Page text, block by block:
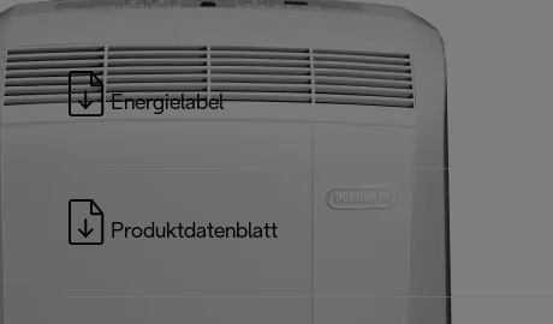
Energielabel
Produktdatenblatt